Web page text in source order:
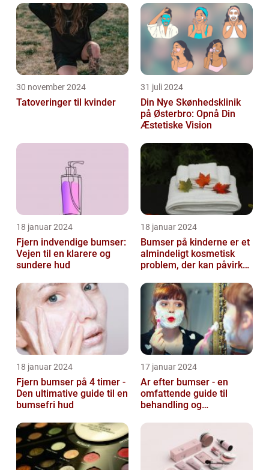
del af mænds daglige rutine. I denne a...
30 november 2024
Tatoveringer til kvinder
31 juli 2024
Din Nye Skønhedsklinik
på Østerbro: Opnå Din
Æstetiske Vision
18 januar 2024
Fjern indvendige bumser:
Vejen til en klarere og
sundere hud
18 januar 2024
Bumser på kinderne er et
almindeligt kosmetisk
problem, der kan påvirke
18 januar 2024
Fjern bumser på 4 timer -
Den ultimative guide til en
bumsefri hud
17 januar 2024
Ar efter bumser - en
omfattende guide til
behandling og